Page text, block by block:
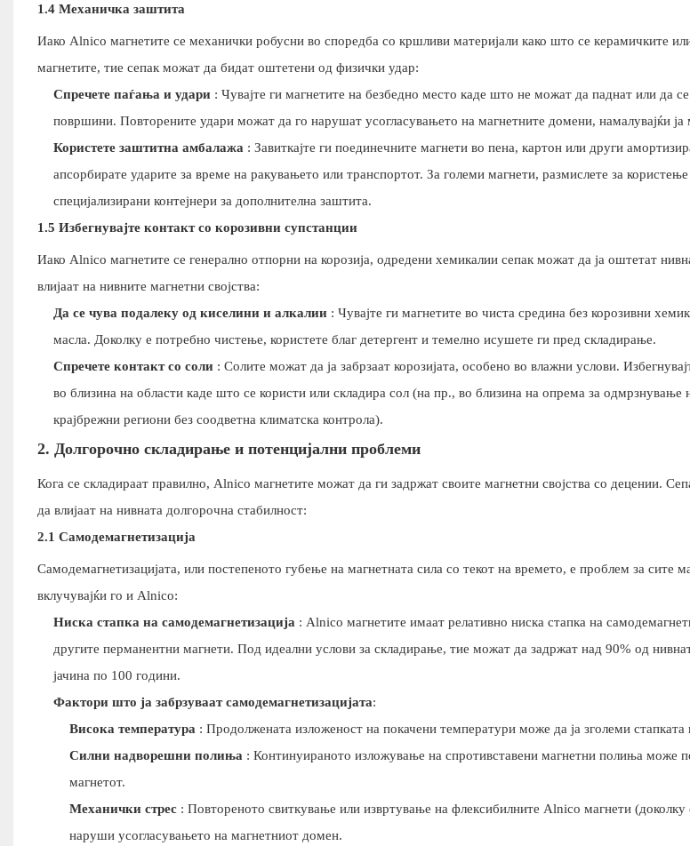
1.4 Механичка заштита
Иако Alnico магнетите се механички робусни во споредба со кршливи материјали како што се керамичките
магнетите, тие сепак можат да бидат оштетени од физички удар:
Спречете паѓања и удари: Чувајте ги магнетите на безбедно место каде што не можат да паднат или да
површини. Повторените удари можат да го нарушат усогласувањето на магнетните домени, намалувајќи ја
Користете заштитна амбалажа : Завиткајте ги поединечните магнети во пена, картон или други
апсорбирате ударите за време на ракувањето или транспортот. За големи магнети, размислете за
специјализирани контејнери за дополнителна заштита.
1.5 Избегнувајте контакт со корозивни супстанции
Иако Alnico магнетите се генерално отпорни на корозија, одредени хемикалии сепак можат да ја оштетат
влијаат на нивните магнетни својства:
Да се ​​чува подалеку од киселини и алкалии: Чувајте ги магнетите во чиста средина без корозивни
масла. Доколку е потребно чистење, користете благ детергент и темелно исушете ги пред складирање.
Спречете контакт со соли: Солите можат да ја забрзаат корозијата, особено во влажни услови.
во близина на области каде што се користи или складира сол (на пр., во близина на опрема за одмрзнување
крајбрежни региони без соодветна климатска контрола).
2. Долгорочно складирање и потенцијални проблеми
Кога се складираат правилно, Alnico магнетите можат да ги задржат своите магнетни својства со децении.
да влијаат на нивната долгорочна стабилност:
2.1 Самодемагнетизација
Самодемагнетизацијата, или постепеното губење на магнетната сила со текот на времето, е проблем за сите
вклучувајќи го и Alnico:
Ниска стапка на самодемагнетизација : Alnico магнетите имаат релативно ниска стапка на
другите перманентни магнети. Под идеални услови за складирање, тие можат да задржат над 90% од
јачина по 100 години.
Фактори што ја забрзуваат самодемагнетизацијата:
Висока температура : Продолжената изложеност на покачени температури може да ја зголеми стапката
Силни надворешни полиња : Континуираното изложување на спротивставени магнетни полиња може
магнетот.
Механички стрес: Повтореното свиткување или извртување на флексибилните Alnico магнети
наруши усогласувањето на магнетниот домен.